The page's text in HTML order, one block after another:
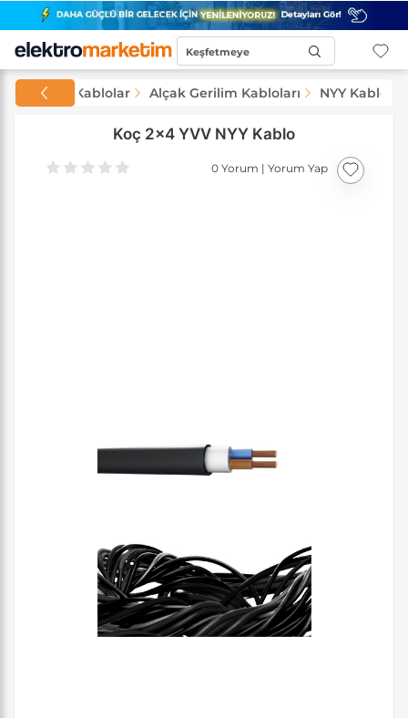
Keşfetmeye
Kablolar Alçak Gerilim Kabloları NYY Kablolar
Koç 2x4 YVV NYY Kablo
0 Yorum | Yorum Yap